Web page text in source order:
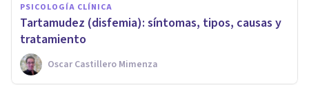
PSICOLOGÍA CLÍNICA
Tartamudez (disfemia): síntomas, tipos, causas y
tratamiento
Oscar Castillero Mimenza